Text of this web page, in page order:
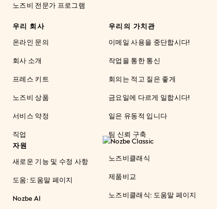
노즈비 전문가 프로그램
우리 회사
온라인 문의
회사 소개
프레스 키트
노즈비 상품
서비스 약정
직업
우리의 가치관
이메일 사용을 중단합시다!
작업을 통한 통신
회의는 적고 질은 좋게
금요일에 다르게 일합시다!
일은 유동적 입니다
팀 신뢰 구축
자원
새로운 기능 및 수정 사항
도움: 도움말 페이지
Nozbe AI
노즈비클래식
제품비교
노즈비클래식: 도움말 페이지